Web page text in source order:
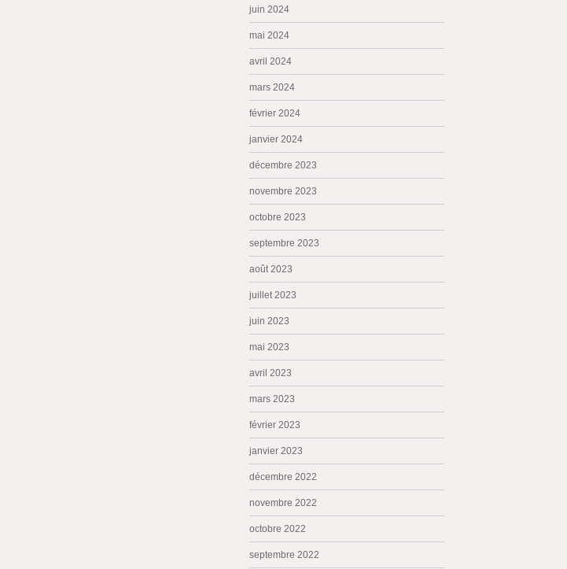
juin 2024
mai 2024
avril 2024
mars 2024
février 2024
janvier 2024
décembre 2023
novembre 2023
octobre 2023
septembre 2023
août 2023
juillet 2023
juin 2023
mai 2023
avril 2023
mars 2023
février 2023
janvier 2023
décembre 2022
novembre 2022
octobre 2022
septembre 2022